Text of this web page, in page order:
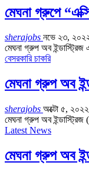
মেঘনা গ্রুপে
sherajobs নভে ২৩,
মেঘনা গ্রুপ অব
বেসরকারি চাকরি
মেঘনা গ্রুপ অব
sherajobs অক্টো ৫, ২০২২
মেঘনা গ্রুপ অব
Latest News
মেঘনা গ্রুপ অব